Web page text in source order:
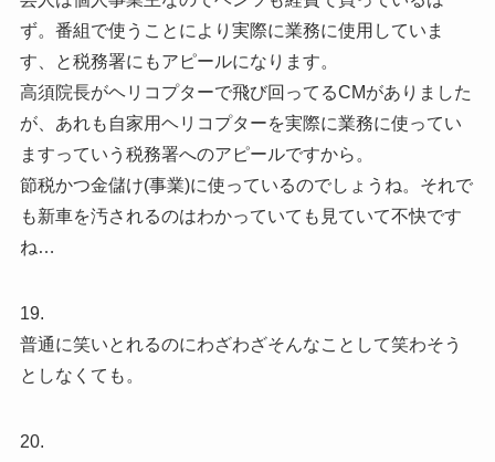
ず。番組で使うことにより実際に業務に使用していま
す、と税務署にもアピールになります。
高須院長がヘリコプターで飛び回ってるCMがありました
が、あれも自家用ヘリコプターを実際に業務に使ってい
ますっていう税務署へのアピールですから。
節税かつ金儲け(事業)に使っているのでしょうね。それで
も新車を汚されるのはわかっていても見ていて不快です
ね…
19.
普通に笑いとれるのにわざわざそんなことして笑わそう
としなくても。
20.